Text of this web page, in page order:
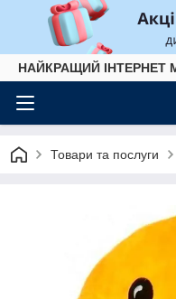
НАЙКРАЩИЙ ІНТЕРНЕТ
Товари та послуги